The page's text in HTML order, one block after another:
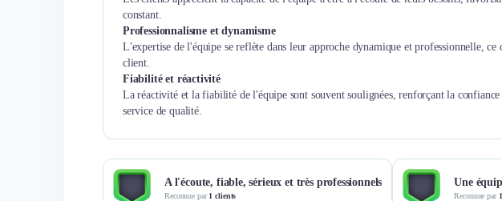
constant.
Professionnalisme et dynamisme
L'expertise de l'équipe se reflète dans leur approche dynamique et professionnelle, ce
client.
Fiabilité et réactivité
La réactivité et la fiabilité de l'équipe sont souvent soulignées, renforçant la
service de qualité.
A l'écoute, fiable, sérieux et très professionnels
Reconnue par1 clients
Une
Reconnue par